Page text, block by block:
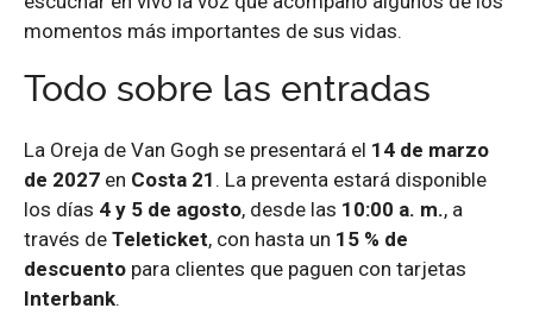
momentos más importantes de sus vidas.
Todo sobre las entradas
La Oreja de Van Gogh se presentará el 14 de marzo
de 2027 en Costa 21 . La preventa estará disponible
los días 4 y 5 de agosto, desde las 10:00 a. m., a
través de Teleticket, con hasta un 15 % de
descuento para clientes que paguen con tarjetas
Interbank.